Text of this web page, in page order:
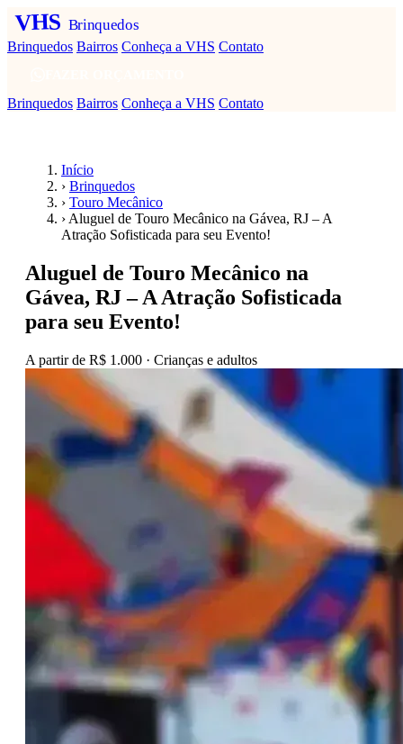
VHS Brinquedos
Brinquedos Bairros Conheça a VHS Contato
Brinquedos Bairros Conheça a VHS Contato
Início
› Brinquedos
› Touro Mecânico
› Aluguel de Touro Mecânico na Gávea, RJ – A
Atração Sofisticada para seu Evento!
Aluguel de Touro Mecânico na
Gávea, RJ – A Atração Sofisticada
para seu Evento!
A partir de R$ 1.000 · Crianças e adultos